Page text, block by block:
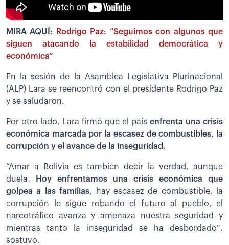
MIRA AQUÍ:
Rodrigo Paz: “Seguimos con algunos que
siguen atacando la estabilidad democrática y
económica”
En la sesión de la Asamblea Legislativa Plurinacional
(ALP) Lara se reencontró con el presidente Rodrigo Paz
y se saludaron.
Por otro lado, Lara firmó que el país enfrenta una crisis
económica marcada por la escasez de combustibles, la
corrupción y el avance de la inseguridad.
“Amar a Bolivia es también decir la verdad, aunque
duela.
Hoy enfrentamos una crisis económica que
golpea a las familias, hay escasez de combustible, la
corrupción le sigue robando el futuro al pueblo, el
narcotráfico avanza y amenaza nuestra seguridad y
mientras tanto la inseguridad se ha desbordado”,
sostuvo.